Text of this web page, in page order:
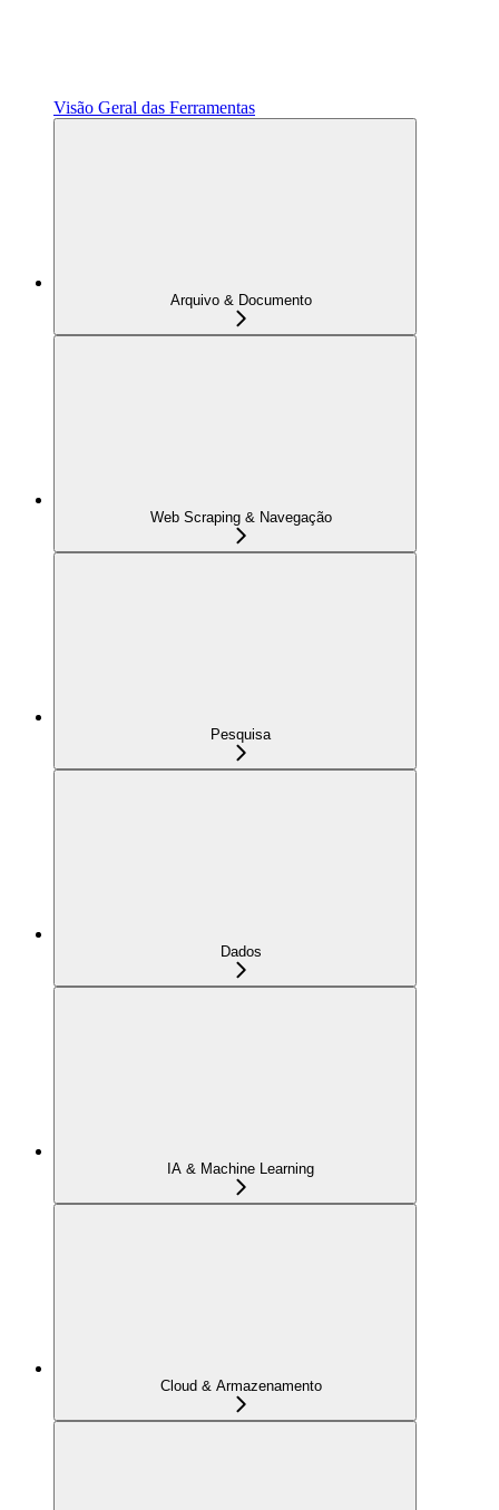
Visão Geral das Ferramentas
Arquivo & Documento
Web Scraping & Navegação
Pesquisa
Dados
IA & Machine Learning
Cloud & Armazenamento